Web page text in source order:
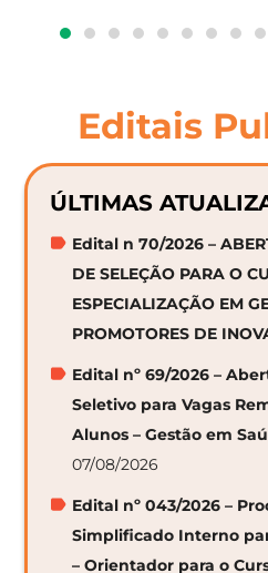
Editais
ÚLTIMAS
Edital n 70/2026 –
DE SELEÇÃO PARA O
ESPECIALIZAÇÃO EM
PROMOTORES DE
Edital nº 69/2026 –
Seletivo para Vagas
Alunos – Gestão em
07/08/2026
Edital nº 043/2026 –
Simplificado Interno
– Orientador para o